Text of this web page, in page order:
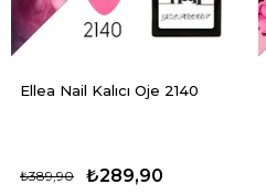
Ellea Nail Kalıcı Oje 2140
₺289,90
₺389,90